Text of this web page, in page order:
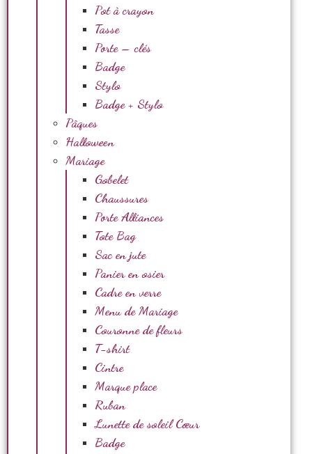
Pot à crayon
Tasse
Porte – clés
Badge
Stylo
Badge + Stylo
Pâques
Halloween
Mariage
Gobelet
Chaussures
Porte Alliances
Tote Bag
Sac en jute
Panier en osier
Cadre en verre
Menu de Mariage
Couronne de fleurs
T-shirt
Cintre
Marque place
Ruban
Lunette de soleil Cœur
Badge